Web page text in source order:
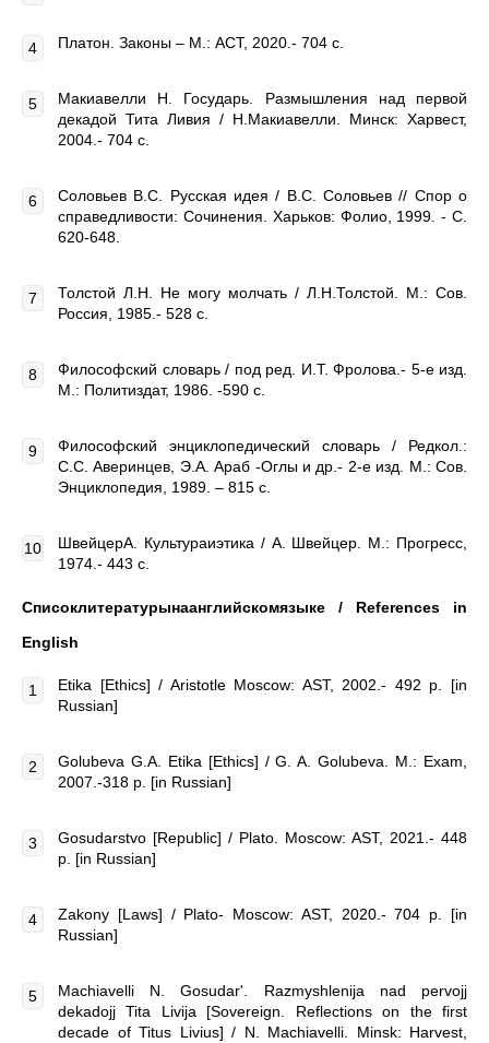
Платон. Законы – М.: АСТ, 2020.- 704 с.
Макиавелли Н. Государь. Размышления над первой
декадой Тита Ливия / Н.Макиавелли. Минск: Харвест,
2004.- 704 с.
Соловьев В.С. Русская идея / В.С. Соловьев // Спор о
справедливости: Сочинения. Харьков: Фолио, 1999. - С.
620-648.
Толстой Л.Н. Не могу молчать / Л.Н.Толстой. М.: Сов.
Россия, 1985.- 528 с.
Философский словарь / под ред. И.Т. Фролова.- 5-е изд.
М.: Политиздат, 1986. -590 с.
Философский энциклопедический словарь / Редкол.:
С.С. Аверинцев, Э.А. Араб -Оглы и др.- 2-е изд. М.: Сов.
Энциклопедия, 1989. – 815 с.
ШвейцерА. Культураиэтика / А. Швейцер. М.: Прогресс,
1974.- 443 с.
Списоклитературынаанглийскомязыке / References in
English
Etika [Ethics] / Aristotle Moscow: AST, 2002.- 492 p. [in
Russian]
Golubeva G.A. Etika [Ethics] / G. A. Golubeva. M.: Exam,
2007.-318 p. [in Russian]
Gosudarstvo [Republic] / Plato. Moscow: AST, 2021.- 448
p. [in Russian]
Zakony [Laws] / Plato- Moscow: AST, 2020.- 704 p. [in
Russian]
Machiavelli N. Gosudar'. Razmyshlenija nad pervojj
dekadojj Tita Livija [Sovereign. Reflections on the first
decade of Titus Livius] / N. Machiavelli. Minsk: Harvest,